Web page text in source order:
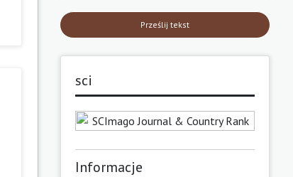
Prześlij tekst
sci
Informacje